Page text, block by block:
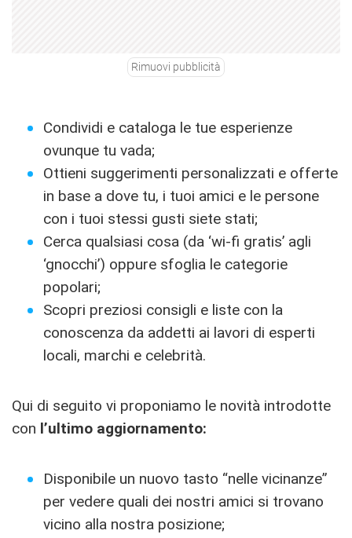
Rimuovi pubblicità
Condividi e cataloga le tue esperienze
ovunque tu vada;
Ottieni suggerimenti personalizzati e offerte
in base a dove tu, i tuoi amici e le persone
con i tuoi stessi gusti siete stati;
Cerca qualsiasi cosa (da ‘wi-fi gratis’ agli
‘gnocchi’) oppure sfoglia le categorie
popolari;
Scopri preziosi consigli e liste con la
conoscenza da addetti ai lavori di esperti
locali, marchi e celebrità.
Qui di seguito vi proponiamo le novità introdotte
con l’ultimo aggiornamento:
Disponibile un nuovo tasto “nelle vicinanze”
per vedere quali dei nostri amici si trovano
vicino alla nostra posizione;